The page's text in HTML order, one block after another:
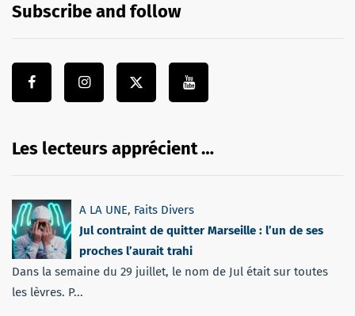
Subscribe and follow
Les lecteurs apprécient …
A LA UNE, Faits Divers
Jul contraint de quitter Marseille : l’un de ses
proches l’aurait trahi
Dans la semaine du 29 juillet, le nom de Jul était sur toutes
les lèvres. P...